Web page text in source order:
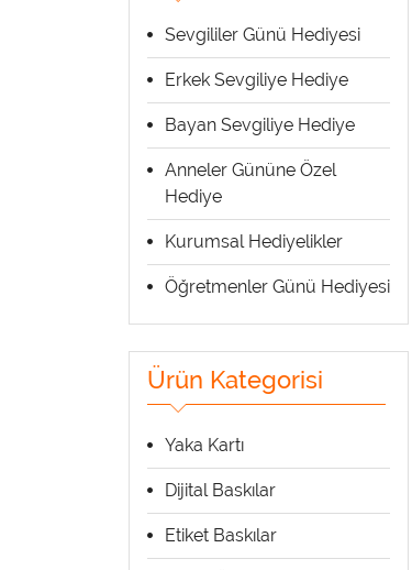
Sevgililer Günü Hediyesi
Erkek Sevgiliye Hediye
Bayan Sevgiliye Hediye
Anneler Gününe Özel
Hediye
Kurumsal Hediyelikler
Öğretmenler Günü Hediyesi
Ürün Kategorisi
Yaka Kartı
Dijital Baskılar
Etiket Baskılar